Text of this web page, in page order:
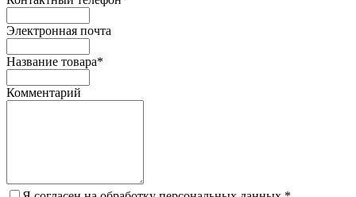
Электронная почта
Название товара*
Комментарий